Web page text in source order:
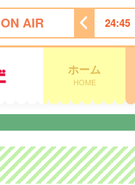
ON AIR
ュース＆スポーツ 24:45
ホーム
HOME